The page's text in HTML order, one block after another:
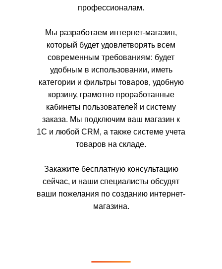
профессионалам.
Мы разработаем интернет-магазин,
который будет удовлетворять всем
современным требованиям: будет
удобным в использовании, иметь
категории и фильтры товаров, удобную
корзину, грамотно проработанные
кабинеты пользователей и систему
заказа. Мы подключим ваш магазин к
1С и любой CRM, а также системе учета
товаров на складе.
Закажите бесплатную консультацию
сейчас, и наши специалисты обсудят
ваши пожелания по созданию интернет-
магазина.